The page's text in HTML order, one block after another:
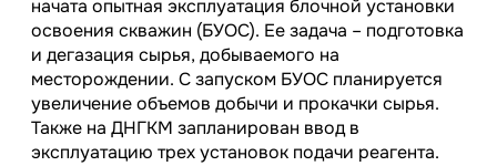
начата опытная эксплуатация блочной установки
освоения скважин (БУОС). Ее задача – подготовка
и дегазация сырья, добываемого на
месторождении. С запуском БУОС планируется
увеличение объемов добычи и прокачки сырья.
Также на ДНГКМ запланирован ввод в
эксплуатацию трех установок подачи реагента.